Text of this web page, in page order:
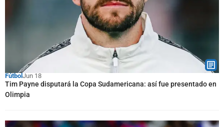
FútbolJun 18
Tim Payne disputará la Copa Sudamericana: así fue presentado en
Olimpia